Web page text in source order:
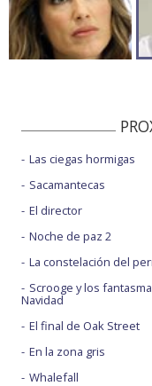
Las ciegas hormigas
Sacamantecas
El director
Noche de paz 2
La constelación del
Scrooge y los
Navidad
El final de Oak Street
En la zona gris
Whalefall